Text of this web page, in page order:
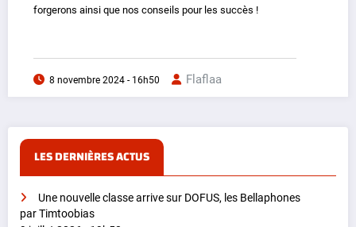
forgerons ainsi que nos conseils pour les succès !
8 novembre 2024 - 16h50 Flaflaa
LES DERNIÈRES ACTUS
Une nouvelle classe arrive sur DOFUS, les Bellaphones
par Timtoobias